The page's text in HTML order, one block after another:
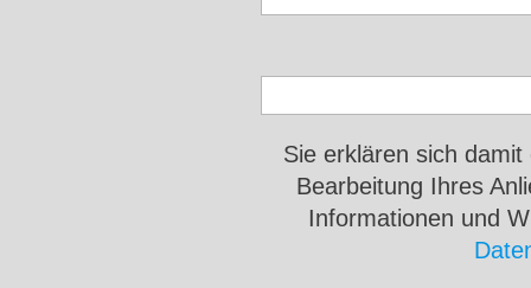
Sie erklären sich
Bearbeitung Ihres
Informationen und